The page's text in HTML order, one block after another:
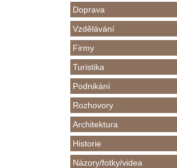
Doprava
Vzdělávání
Firmy
Turistika
Podnikání
Rozhovory
Architektura
Historie
Názory/fotky/videa